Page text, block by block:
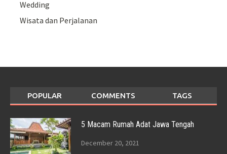
Wedding
Wisata dan Perjalanan
POPULAR COMMENTS TAGS
5 Macam Rumah Adat Jawa Tengah
December 20, 2021